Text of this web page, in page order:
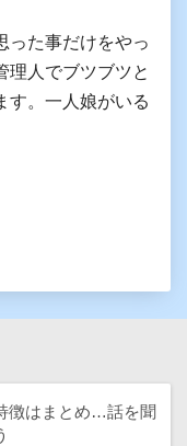
った事だけをやっ
理人でブツブツと
す。一人娘がいる
徴はまとめ…話を聞